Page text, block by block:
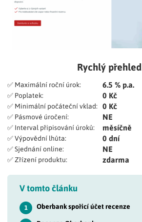
Rychlý přehled
✅ Maximální roční úrok: 6.5 % p.a.
✅ Poplatek: 0 Kč
✅ Minimální počáteční vklad: 0 Kč
✅ Pásmové úročení: NE
✅ Interval připisování úroků: měsíčně
✅ Výpovědní lhůta: 0 dní
✅ Sjednání online: NE
✅ Zřízení produktu: zdarma
V tomto článku
1 Oberbank spořicí účet recenze